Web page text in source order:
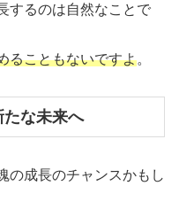
するのは自然なことで
ることもないですよ。
な未来へ
の成長のチャンスかもし